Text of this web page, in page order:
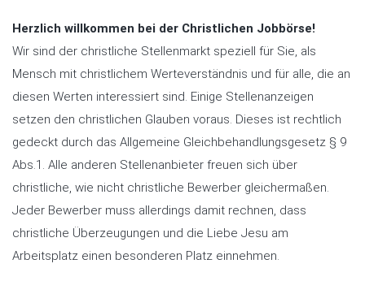
Herzlich willkommen bei der Christlichen Jobbörse!
Wir sind der christliche Stellenmarkt speziell für Sie, als
Mensch mit christlichem Werteverständnis und für alle, die an
diesen Werten interessiert sind. Einige Stellenanzeigen
setzen den christlichen Glauben voraus. Dieses ist rechtlich
gedeckt durch das Allgemeine Gleichbehandlungsgesetz § 9
Abs.1. Alle anderen Stellenanbieter freuen sich über
christliche, wie nicht christliche Bewerber gleichermaßen.
Jeder Bewerber muss allerdings damit rechnen, dass
christliche Überzeugungen und die Liebe Jesu am
Arbeitsplatz einen besonderen Platz einnehmen.